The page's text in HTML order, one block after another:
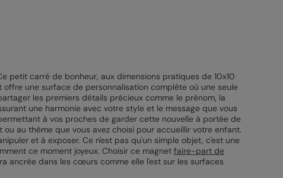
petit carré de bonheur, aux dimensions pratiques de 10x10
une surface de personnalisation complète où une seule
les premiers détails précieux comme le prénom, la
une harmonie avec votre style et le message que vous
à vos proches de garder cette nouvelle à portée de
au thème que vous avez choisi pour accueillir votre enfant.
et à exposer. Ce n'est pas qu'un simple objet, c'est une
ce moment joyeux. Choisir ce magnet faire-part de
ancrée dans les cœurs comme elle l'est sur les surfaces